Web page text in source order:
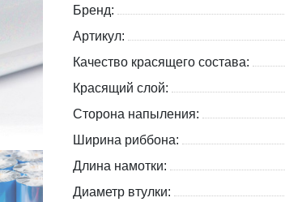
Бренд:
Артикул:
Качество красящего состава:
Красящий слой:
Сторона напыления:
Ширина риббона:
Длина намотки:
Диаметр втулки: